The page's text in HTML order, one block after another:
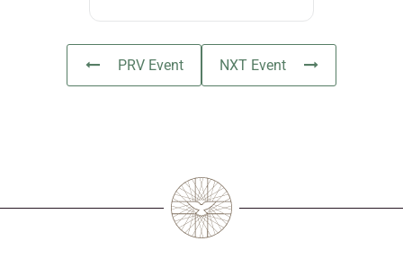
PRV Event NXT Event